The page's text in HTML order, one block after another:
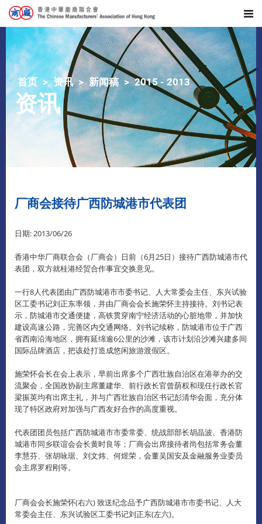
首页 资讯 新闻稿 2015 - 2013
资讯
厂商会接待广西防城港市代表团
日期: 2013/06/26
香港中华厂商联合会（厂商会）日前（6月25日）接待广西防城港市代
表团，双方就桂港经贸合作事宜交换意见。
一行8人代表团由广西防城港市市委书记、人大常委会主任、东兴试验
区工委书记刘正东率领，并由厂商会会长施荣怀主持接待。 刘书记表
示，防城港市交通便捷，高铁贯穿南宁经济活动的心脏地带，并加快
建设高速公路，完善区内交通网络。 刘书记续称，防城港市位于广西
省西南沿海地区，拥有延绵逾6公里的沙滩，该市计划沿沙滩兴建多间
国际品牌酒店，把该处打造成悠闲旅游渡假区。
施荣怀会长在会上表示，早前出席多个广西壮族自治区在港举办的交
流聚会，全国政协副主席董建华、前行政长官曾荫权和现任行政长官
梁振英均有出席主礼，并与广西壮族自治区书记彭清华会面，充分体
现了特区政府对加强与广西友好合作的高度重视。
代表团团员包括广西防城港市市委常委、统战部部长胡晶波、香港防
城港市同乡联谊会会长黄时良等；厂商会出席接待者尚包括常务会董
李慧芬、张胡咏琚、刘文炜、何煜荣，会董吴国安及金融服务业委员
会主席罗程刚等。
厂商会会长施荣怀(右六) 致送纪念品予广西防城港市市委书记、人大
常委会主任、东兴试验区工委书记刘正东(左六)。